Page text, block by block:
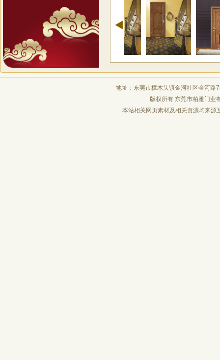
地址：东莞市樟木头镇金河社区金河
版权所有 东莞市柏雅门业
本站相关网页素材及相关资源均来源